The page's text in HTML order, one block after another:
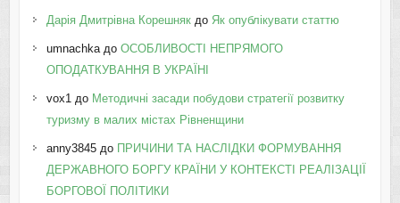
Дарія Дмитрівна Корешнякдо Як опублікувати статтю
umnachkaдо ОСОБЛИВОСТІ НЕПРЯМОГО
ОПОДАТКУВАННЯ В УКРАЇНІ
vox1до Методичні засади побудови стратегії розвитку
туризму в малих містах Рівненщини
anny3845до ПРИЧИНИ ТА НАСЛІДКИ ФОРМУВАННЯ
ДЕРЖАВНОГО БОРГУ КРАЇНИ У КОНТЕКСТІ РЕАЛІЗАЦІЇ
БОРГОВОЇ ПОЛІТИКИ